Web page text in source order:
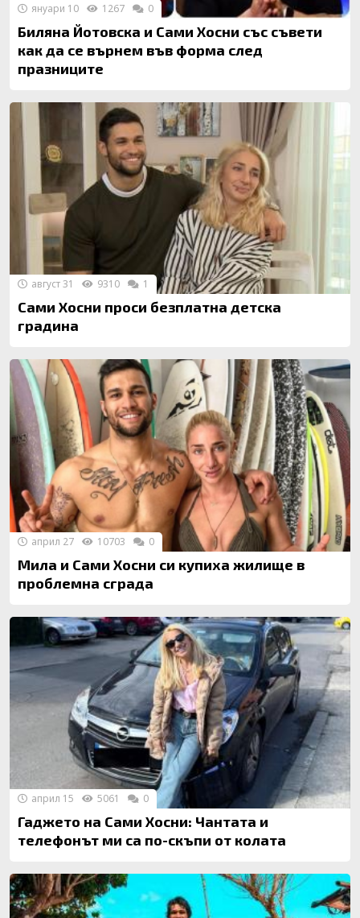
Биляна Йотовска и Сами Хосни със съвети
как да се върнем във форма след
празниците
януари 10 1267 0
Сами Хосни проси безплатна детска
градина
август 31 9310 1
Мила и Сами Хосни си купиха жилище в
проблемна сграда
април 27 10703 0
Гаджето на Сами Хосни: Чантата и
телефонът ми са по-скъпи от колата
април 15 5061 0